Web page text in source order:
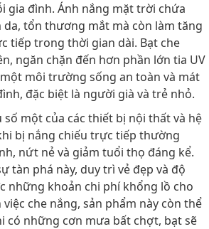
gia đình. Ánh nắng mặt trời chứa
tổn thương mắt mà còn làm tăng
tiếp trong thời gian dài. Bạt che
ngăn chặn đến hơn phần lớn tia UV
môi trường sống an toàn và mát
đặc biệt là người già và trẻ nhỏ.
một của các thiết bị nội thất và hệ
bị nắng chiếu trực tiếp thường
nứt nẻ và giảm tuổi thọ đáng kể.
tàn phá này, duy trì vẻ đẹp và độ
những khoản chi phí khổng lồ cho
che nắng, sản phẩm này còn thể
có những cơn mưa bất chợt, bạt sẽ